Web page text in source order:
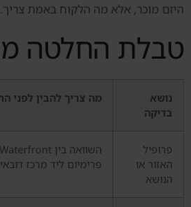
היזם מוכר, אלא מה הלקוח באמת צריך.
טבלת החלטה
נושא
בדיקה
מה צריך להבין לפני
פרופיל
האזור או
הנושא
פרימיום ליד מרכז